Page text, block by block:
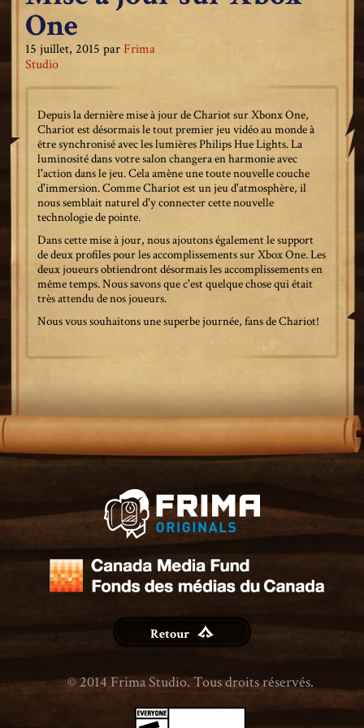
One
15 juillet, 2015 parFrima
Studio
Depuis la dernière mise à jour de Chariot sur Xbonx One,
Chariot est désormais le tout premier jeu vidéo au monde à
être synchronisé avec les lumières Philips Hue Lights. La
luminosité dans votre salon changera en harmonie avec
l'action dans le jeu. Cela amène une toute nouvelle couche
d'immersion. Comme Chariot est un jeu d'atmosphère, il
nous semblait naturel d'y connecter cette nouvelle
technologie de pointe.
Dans cette mise à jour, nous ajoutons également le support
de deux profiles pour les accomplissements sur Xbox One. Les
deux joueurs obtiendront désormais les accomplissements en
même temps. Nous savons que c'est quelque chose qui était
très attendu de nos joueurs.
Nous vous souhaitons une superbe journée, fans de Chariot!
Retour
© 2014 Frima Studio. Tous droits réservés.